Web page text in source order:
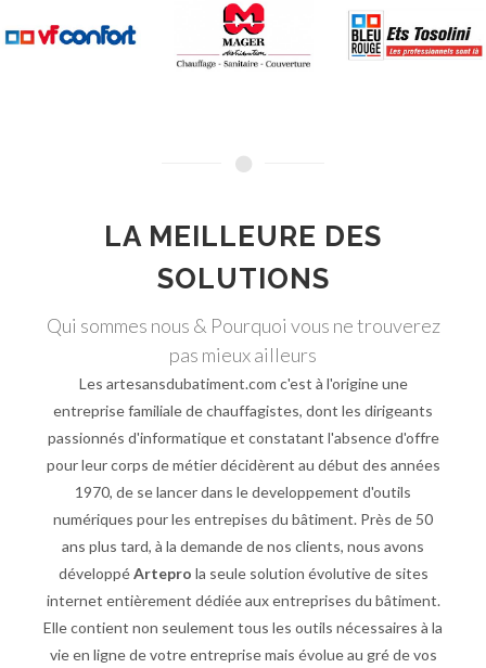
LA MEILLEURE DES
SOLUTIONS
Qui sommes nous & Pourquoi vous ne trouverez
pas mieux ailleurs
Les artesansdubatiment.com c'est à l'origine une
entreprise familiale de chauffagistes, dont les dirigeants
passionnés d'informatique et constatant l'absence d'offre
pour leur corps de métier décidèrent au début des années
1970, de se lancer dans le developpement d'outils
numériques pour les entrepises du bâtiment. Près de 50
ans plus tard, à la demande de nos clients, nous avons
développé Artepro la seule solution évolutive de sites
internet entièrement dédiée aux entreprises du bâtiment.
Elle contient non seulement tous les outils nécessaires à la
vie en ligne de votre entreprise mais évolue au gré de vos